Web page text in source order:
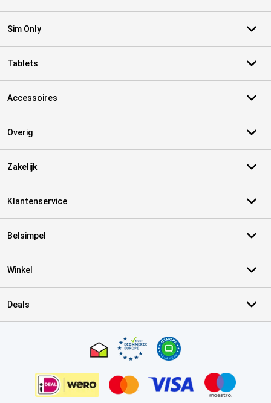
Sim Only
Tablets
Accessoires
Overig
Zakelijk
Klantenservice
Belsimpel
Winkel
Deals